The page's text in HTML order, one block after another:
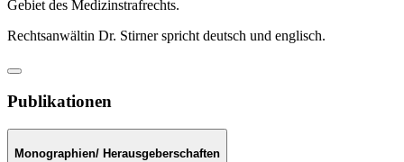
Gebiet des Medizinstrafrechts.
Rechtsanwältin Dr. Stirner spricht deutsch und englisch.
Publikationen
Monographien/ Herausgeberschaften